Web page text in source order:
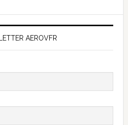
AEROVFR